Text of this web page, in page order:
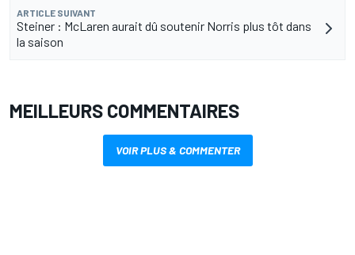
ARTICLE SUIVANT
Steiner : McLaren aurait dû soutenir Norris plus tôt dans
la saison
MEILLEURS COMMENTAIRES
VOIR PLUS & COMMENTER